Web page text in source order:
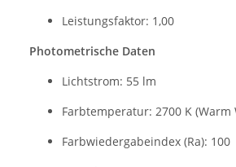
Leistungsfaktor: 1,00
Photometrische Daten
Lichtstrom: 55 lm
Farbtemperatur: 2700 K (Warm
Farbwiedergabeindex (Ra): 100